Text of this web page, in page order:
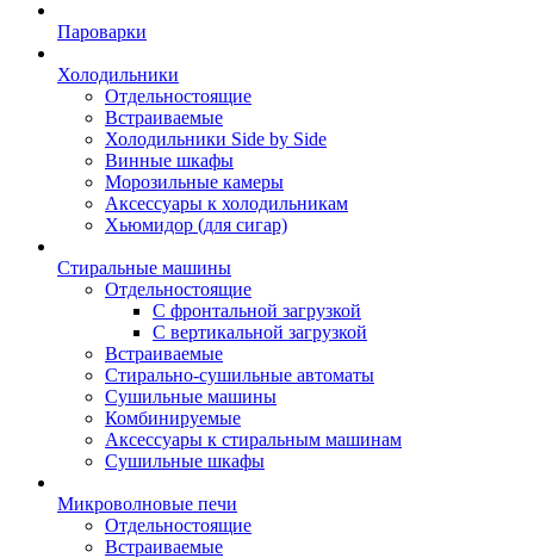
Пароварки
Холодильники
Отдельностоящие
Встраиваемые
Холодильники Side by Side
Винные шкафы
Морозильные камеры
Аксессуары к холодильникам
Хьюмидор (для сигар)
Стиральные машины
Отдельностоящие
С фронтальной загрузкой
С вертикальной загрузкой
Встраиваемые
Стирально-сушильные автоматы
Сушильные машины
Комбинируемые
Аксессуары к стиральным машинам
Сушильные шкафы
Микроволновые печи
Отдельностоящие
Встраиваемые